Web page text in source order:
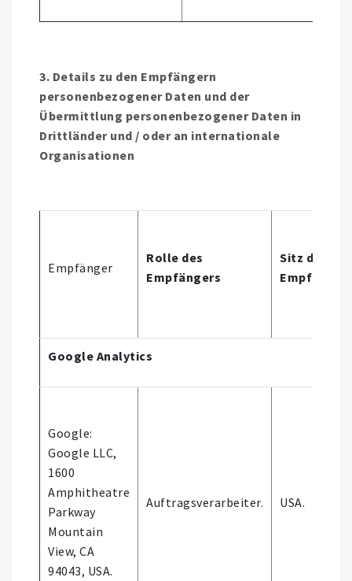
3. Details zu den Empfängern
personenbezogener Daten und der
Übermittlung personenbezogener Daten in
Drittländer und / oder an internationale
Organisationen
Empfänger
Rolle des
Empfängers
Sitz des
Google Analytics
Google:
Google LLC,
1600
Amphitheatre
Parkway
Mountain
View, CA
94043, USA.
Auftragsverarbeiter. USA.